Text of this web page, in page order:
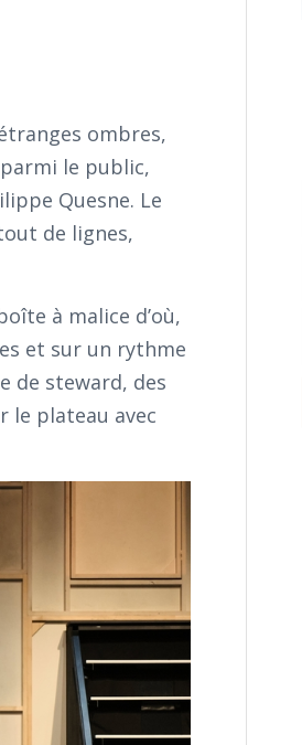
ombres,
le public,
Quesne. Le
de lignes,
à malice d’où,
et sur un rythme
de steward, des
le plateau avec